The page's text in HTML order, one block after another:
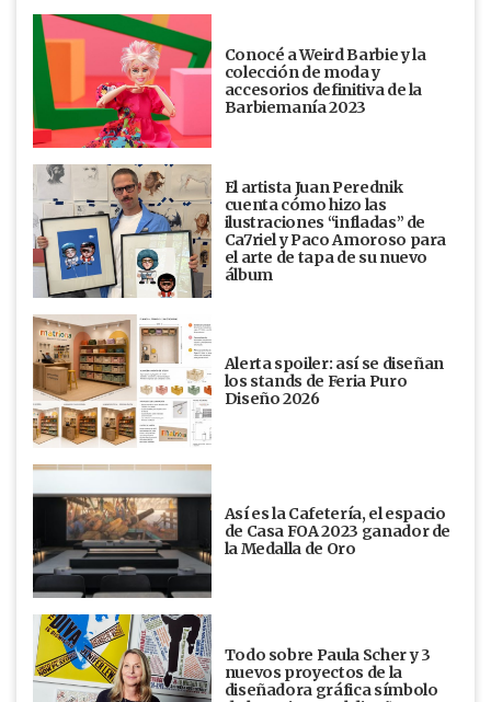
Conocé a Weird Barbie y la
colección de moda y
accesorios definitiva de la
Barbiemanía 2023
El artista Juan Perednik
cuenta cómo hizo las
ilustraciones “infladas” de
Ca7riel y Paco Amoroso para
el arte de tapa de su nuevo
álbum
Alerta spoiler: así se diseñan
los stands de Feria Puro
Diseño 2026
Así es la Cafetería, el espacio
de Casa FOA 2023 ganador de
la Medalla de Oro
Todo sobre Paula Scher y 3
nuevos proyectos de la
diseñadora gráfica símbolo